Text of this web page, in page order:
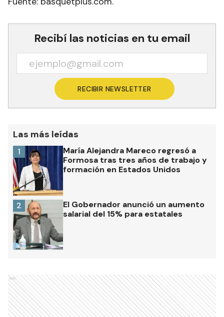
Recibí las noticias en tu email
RECIBIR NEWSLETTER
Las más leídas
María Alejandra Mareco regresó a
Formosa tras tres años de trabajo y
formación en Estados Unidos
1
El Gobernador anunció un aumento
salarial del 15% para estatales
2
Ads